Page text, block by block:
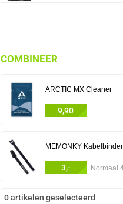
COMBINEER
ARCTIC MX Cleaner
9,90
MEMONKY
3,- Normaal
0 artikelen geselecteerd